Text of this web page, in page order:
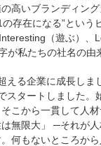
高いブランディン
存在になる”という
（遊ぶ）、
が私たちの社名の由
える企業に成長しま
スタートしました。
こから一貫して人
無限大」 ─それが
何もないところか